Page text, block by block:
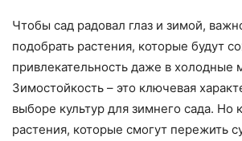
Чтобы сад радовал глаз и зимой,
подобрать растения, которые будут
привлекательность даже в холодные
Зимостойкость – это ключевая
выборе культур для зимнего сада. Но
растения, которые смогут пережить